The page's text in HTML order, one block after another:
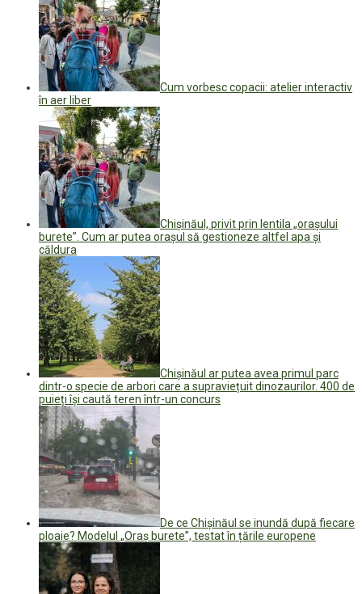
Cum vorbesc copacii: atelier interactiv
în aer liber
Chișinăul, privit prin lentila „orașului
burete”. Cum ar putea orașul să gestioneze altfel apa și
căldura
Chișinăul ar putea avea primul parc
dintr-o specie de arbori care a supraviețuit dinozaurilor. 400 de
puieți își caută teren într-un concurs
De ce Chișinăul se inundă după fiecare
ploaie? Modelul „Oraș burete”, testat în țările europene